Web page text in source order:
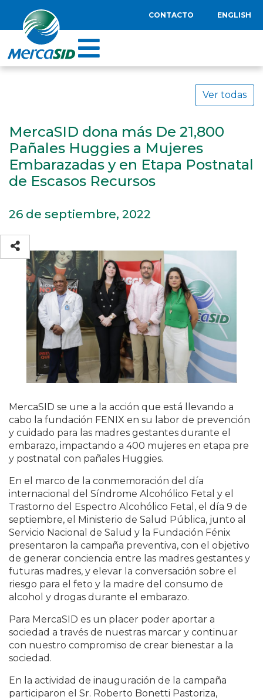
CONTACTO ENGLISH
Ver todas
MercaSID dona más De 21,800
Pañales Huggies a Mujeres
Embarazadas y en Etapa Postnatal
de Escasos Recursos
26 de septiembre, 2022
MercaSID se une a la acción que está llevando a
cabo la fundación FENIX en su labor de prevención
y cuidado para las madres gestantes durante el
embarazo, impactando a 400 mujeres en etapa pre
y postnatal con pañales Huggies.
En el marco de la conmemoración del día
internacional del Síndrome Alcohólico Fetal y el
Trastorno del Espectro Alcohólico Fetal, el día 9 de
septiembre, el Ministerio de Salud Pública, junto al
Servicio Nacional de Salud y la Fundación Fénix
presentaron la campaña preventiva, con el objetivo
de generar conciencia entre las madres gestantes y
futuras madres, y elevar la conversación sobre el
riesgo para el feto y la madre del consumo de
alcohol y drogas durante el embarazo.
Para MercaSID es un placer poder aportar a
sociedad a través de nuestras marcar y continuar
con nuestro compromiso de crear bienestar a la
sociedad.
En la actividad de inauguración de la campaña
participaron el Sr. Roberto Bonetti Pastoriza,